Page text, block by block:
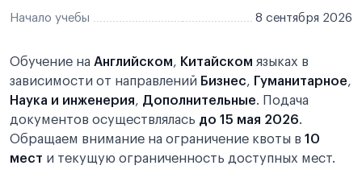
Начало учебы 8 сентября 2026
Обучение на Английском, Китайском языках в
зависимости от направлений Бизнес, Гуманитарное,
Наука и инженерия, Дополнительные. Подача
документов осуществлялась до 15 мая 2026.
Обращаем внимание на ограничение квоты в 10
мест и текущую ограниченность доступных мест.